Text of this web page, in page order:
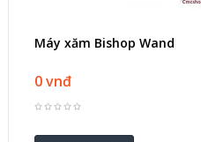
Máy xăm Bishop Wand
0 vnđ